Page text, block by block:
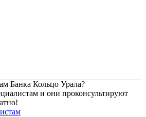
Банка Кольцо Урала?
и они проконсультируют